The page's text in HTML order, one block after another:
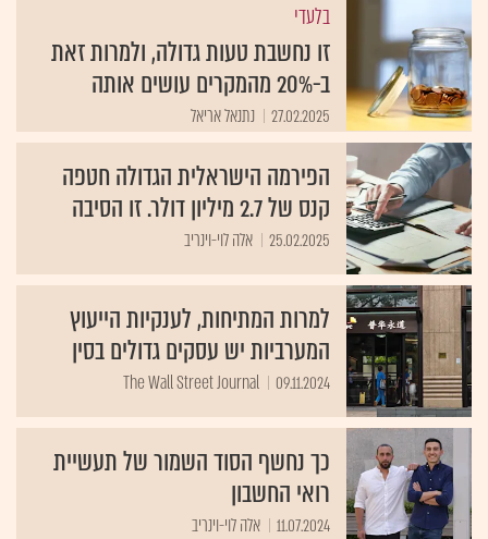
בלעדי
זו נחשבת טעות גדולה, ולמרות זאת
ב-20% מהמקרים עושים אותה
27.02.2025 נתנאל אריאל
הפירמה הישראלית הגדולה חטפה
קנס של 2.7 מיליון דולר. זו הסיבה
25.02.2025 אלה לוי-וינריב
למרות המתיחות, לענקיות הייעוץ
המערביות יש עסקים גדולים בסין
09.11.2024
The Wall Street Journal
כך נחשף הסוד השמור של תעשיית
רואי החשבון
11.07.2024 אלה לוי-וינריב